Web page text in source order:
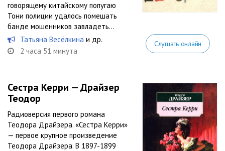
говорящему китайскому попугаю
Тони полиции удалось помешать
банде мошенников завладеть...
Татьяна Весёлкина и др.
2 часа 51 минута
Слушать онлайн
Сестра Керри — Драйзер
Теодор
Радиоверсия первого романа
Теодора Драйзера. «Сестра Керри»
— первое крупное произведение
Теодора Драйзера. В 1897-1899